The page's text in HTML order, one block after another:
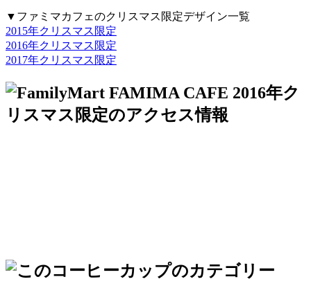
▼ファミマカフェのクリスマス限定デザイン一覧
2015年クリスマス限定
2016年クリスマス限定
2017年クリスマス限定